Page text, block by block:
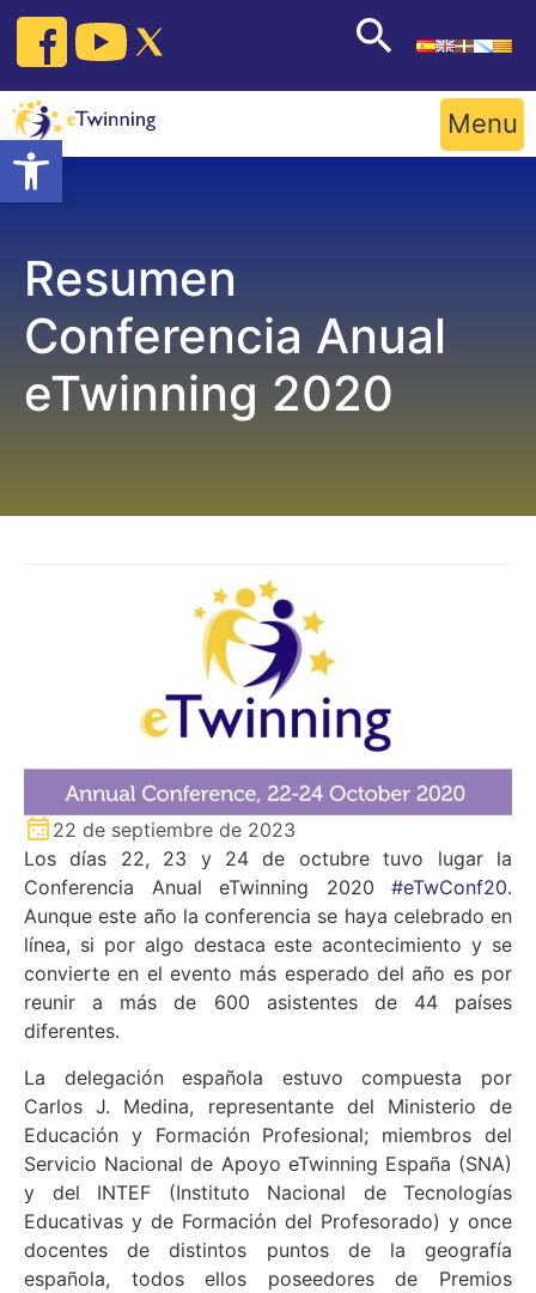
Open toolbar
Skip
content
Menu
Resumen
Conferencia Anual
eTwinning 2020
22 de septiembre de 2023
Los días 22, 23 y 24 de octubre tuvo lugar la
Conferencia Anual eTwinning 2020 #eTwConf20.
Aunque este año la conferencia se haya celebrado en
línea, si por algo destaca este acontecimiento y se
convierte en el evento más esperado del año es por
reunir a más de 600 asistentes de 44 países
diferentes.
La delegación española estuvo compuesta por
Carlos J. Medina, representante del Ministerio de
Educación y Formación Profesional; miembros del
Servicio Nacional de Apoyo eTwinning España (SNA)
y del INTEF (Instituto Nacional de Tecnologías
Educativas y de Formación del Profesorado) y once
docentes de distintos puntos de la geografía
española, todos ellos poseedores de Premios